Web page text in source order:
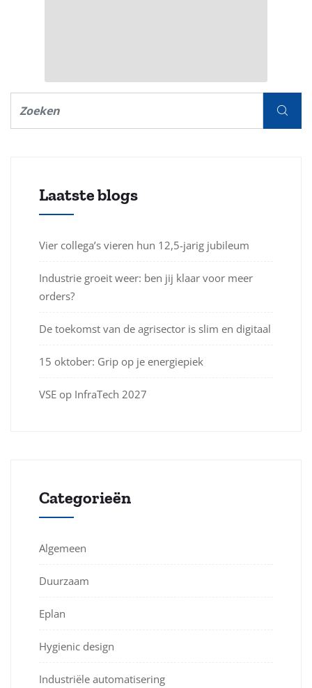
Laatste blogs
Vier collega’s vieren hun 12,5-jarig jubileum
Industrie groeit weer: ben jij klaar voor meer
orders?
De toekomst van de agrisector is slim en digitaal
15 oktober: Grip op je energiepiek
VSE op InfraTech 2027
Categorieën
Algemeen
Duurzaam
Eplan
Hygienic design
Industriële automatisering